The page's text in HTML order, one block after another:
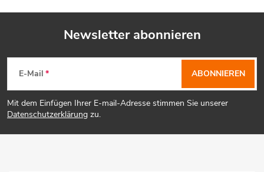
s
t
e
F
u
ß
Newsletter abonnieren
E-Mail
Mit dem Einfügen Ihrer E-mail-Adresse stimmen Sie unserer
Datenschutzerklärung zu.
ABONNIEREN